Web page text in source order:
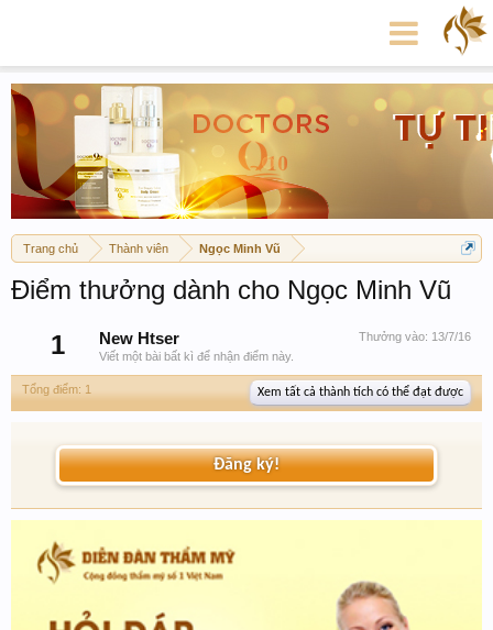
Trang chủ Thành viên Ngọc Minh Vũ
Điểm thưởng dành cho Ngọc Minh Vũ
1
Thưởng vào: 13/7/16
New Htser
Viết một bài bất kì để nhận điểm này.
Tổng điểm: 1 Xem tất cả thành tích có thể đạt được
Đăng ký!